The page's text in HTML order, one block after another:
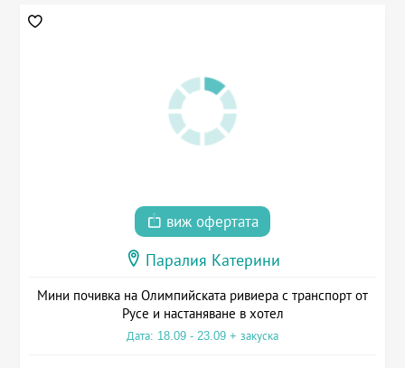
виж офертата
Паралия Катерини
Мини почивка на Олимпийската ривиера с транспорт от
Русе и настаняване в хотел
Дата: 18.09 - 23.09 + закуска